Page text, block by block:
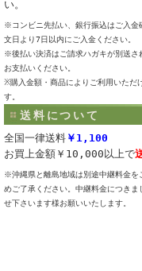
い。
※コンビニ先払い、銀行振込はご入金
文日より7日以内にご入金ください。
※後払い決済はご請求ハガキが別送さ
お支払いください。
※購入金額・商品によりご利用いただ
す。
送料について
全国一律送料 ￥1,100
お買上金額￥10,000以上で
※沖縄県と離島地域は別途中継料金を
めご了承ください。中継料金につき
せ下さいます様お願いいたします。